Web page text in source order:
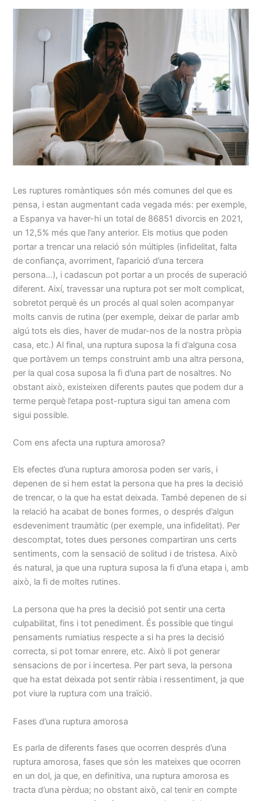
Les ruptures romàntiques són més comunes del que es
pensa, i estan augmentant cada vegada més: per exemple,
a Espanya va haver-hi un total de 86851 divorcis en 2021,
un 12,5% més que l’any anterior. Els motius que poden
portar a trencar una relació són múltiples (infidelitat, falta
de confiança, avorriment, l’aparició d’una tercera
persona…), i cadascun pot portar a un procés de superació
diferent. Així, travessar una ruptura pot ser molt complicat,
sobretot perquè és un procés al qual solen acompanyar
molts canvis de rutina (per exemple, deixar de parlar amb
algú tots els dies, haver de mudar-nos de la nostra pròpia
casa, etc.) Al final, una ruptura suposa la fi d’alguna cosa
que portàvem un temps construint amb una altra persona,
per la qual cosa suposa la fi d’una part de nosaltres. No
obstant això, existeixen diferents pautes que podem dur a
terme perquè l’etapa post-ruptura sigui tan amena com
sigui possible.
Com ens afecta una ruptura amorosa?
Els efectes d’una ruptura amorosa poden ser varis, i
depenen de si hem estat la persona que ha pres la decisió
de trencar, o la que ha estat deixada. També depenen de si
la relació ha acabat de bones formes, o després d’algun
esdeveniment traumàtic (per exemple, una infidelitat). Per
descomptat, totes dues persones compartiran uns certs
sentiments, com la sensació de solitud i de tristesa. Això
és natural, ja que una ruptura suposa la fi d’una etapa i, amb
això, la fi de moltes rutines.
La persona que ha pres la decisió pot sentir una certa
culpabilitat, fins i tot penediment. És possible que tingui
pensaments rumiatius respecte a si ha pres la decisió
correcta, si pot tornar enrere, etc. Això li pot generar
sensacions de por i incertesa. Per part seva, la persona
que ha estat deixada pot sentir ràbia i ressentiment, ja que
pot viure la ruptura com una traïció.
Fases d’una ruptura amorosa
Es parla de diferents fases que ocorren després d’una
ruptura amorosa, fases que són les mateixes que ocorren
en un dol, ja que, en definitiva, una ruptura amorosa es
tracta d’una pèrdua; no obstant això, cal tenir en compte